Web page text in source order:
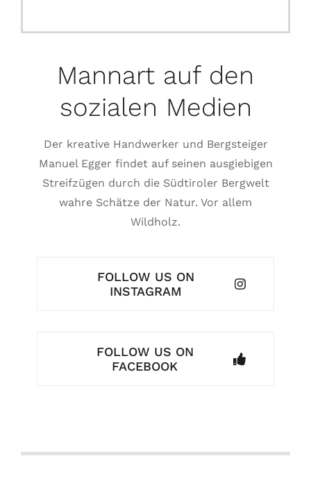
Mannart auf den
sozialen Medien
Der kreative Handwerker und Bergsteiger
Manuel Egger findet auf seinen ausgiebigen
Streifzügen durch die Südtiroler Bergwelt
wahre Schätze der Natur. Vor allem
Wildholz.
FOLLOW US ON
INSTAGRAM
FOLLOW US ON
FACEBOOK